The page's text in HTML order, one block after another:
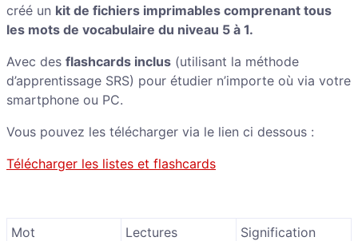
créé un kit de fichiers imprimables comprenant tous
les mots de vocabulaire du niveau 5 à 1.
Avec des flashcards inclus (utilisant la méthode
d’apprentissage SRS) pour étudier n’importe où via votre
smartphone ou PC.
Vous pouvez les télécharger via le lien ci dessous :
Télécharger les listes et flashcards
Mot Lectures Signification